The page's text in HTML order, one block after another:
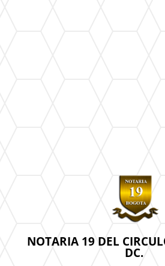
NOTARIA 19 DEL
DC.